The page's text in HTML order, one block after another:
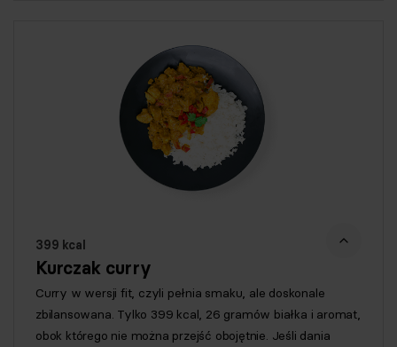
399 kcal
Kurczak curry
Curry w wersji fit, czyli pełnia smaku, ale doskonale
zbilansowana. Tylko 399 kcal, 26 gramów białka i aromat,
obok którego nie można przejść obojętnie. Jeśli dania